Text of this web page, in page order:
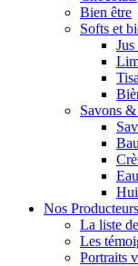
Bien être
Softs et
Savons
Nos
La liste
Les
Portraits